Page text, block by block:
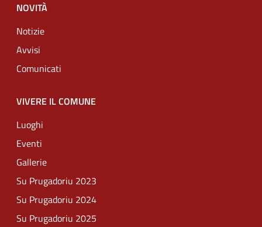
NOVITÀ
Notizie
Avvisi
Comunicati
VIVERE IL COMUNE
Luoghi
Eventi
Gallerie
Su Prugadoriu 2023
Su Prugadoriu 2024
Su Prugadoriu 2025